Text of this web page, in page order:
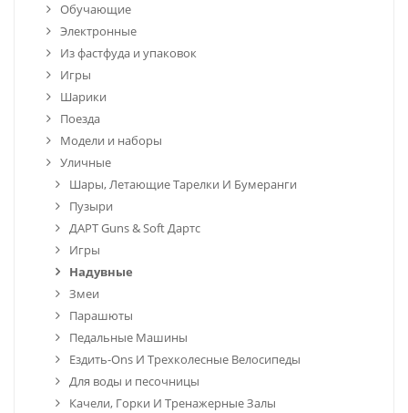
Обучающие
Электронные
Из фастфуда и упаковок
Игры
Шарики
Поезда
Модели и наборы
Уличные
Шары, Летающие Тарелки И Бумеранги
Пузыри
ДАРТ Guns & Soft Дартс
Игры
Надувные
Змеи
Парашюты
Педальные Машины
Ездить-Ons И Трехколесные Велосипеды
Для воды и песочницы
Качели, Горки И Тренажерные Залы